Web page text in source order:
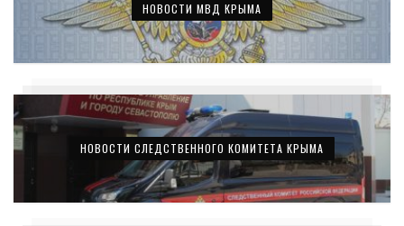
НОВОСТИ МВД КРЫМА
НОВОСТИ СЛЕДСТВЕННОГО КОМИТЕТА КРЫМА